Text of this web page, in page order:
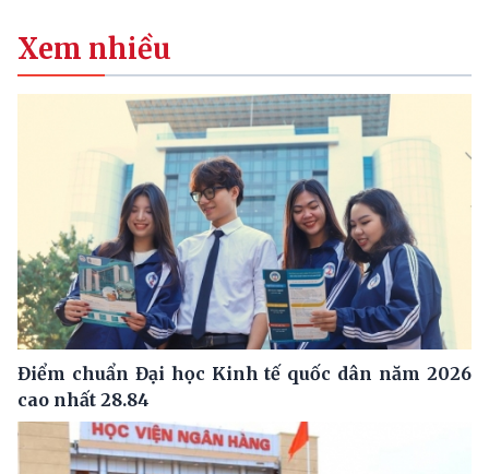
Xem nhiều
Điểm chuẩn Đại học Kinh tế quốc dân năm 2026
cao nhất 28.84